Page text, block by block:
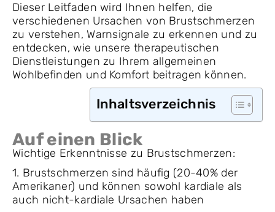
Dieser Leitfaden wird Ihnen helfen, die
verschiedenen Ursachen von Brustschmerzen
zu verstehen, Warnsignale zu erkennen und zu
entdecken, wie unsere therapeutischen
Dienstleistungen zu Ihrem allgemeinen
Wohlbefinden und Komfort beitragen können.
Inhaltsverzeichnis
Auf einen Blick
Wichtige Erkenntnisse zu Brustschmerzen:
1. Brustschmerzen sind häufig (20-40% der
Amerikaner) und können sowohl kardiale als
auch nicht-kardiale Ursachen haben